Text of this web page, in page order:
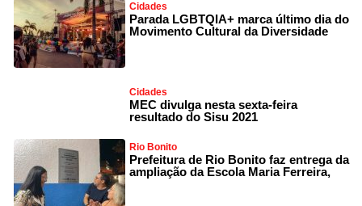
Cidades
Parada LGBTQIA+ marca último dia do
Movimento Cultural da Diversidade
Cidades
MEC divulga nesta sexta-feira
resultado do Sisu 2021
Rio Bonito
Prefeitura de Rio Bonito faz entrega da
ampliação da Escola Maria Ferreira,